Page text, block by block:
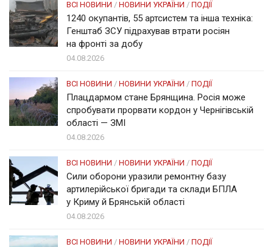
ВСІ НОВИНИ / НОВИНИ УКРАЇНИ / ПОДІЇ
1240 окупантів, 55 артсистем та інша техніка:
Генштаб ЗСУ підрахував втрати росіян
на фронті за добу
04.08.2026
ВСІ НОВИНИ / НОВИНИ УКРАЇНИ / ПОДІЇ
Плацдармом стане Брянщина. Росія може
спробувати прорвати кордон у Чернігівській
області — ЗМІ
04.08.2026
ВСІ НОВИНИ / НОВИНИ УКРАЇНИ / ПОДІЇ
Сили оборони уразили ремонтну базу
артилерійської бригади та склади БПЛА
у Криму й Брянській області
04.08.2026
ВСІ НОВИНИ / НОВИНИ УКРАЇНИ / ПОДІЇ